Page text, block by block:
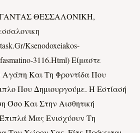
ΘΕΣΣΑΛΟΝΙΚΗ,
ksenodoxeiakos-
3116.html) Είμαστε
Αγάπη Και Τη Φροντίδα Που
Που Δημιουργούμε. Η Εστίασή
Όσο Και Στην Αισθητική
Μας Ενισχύουν Τη